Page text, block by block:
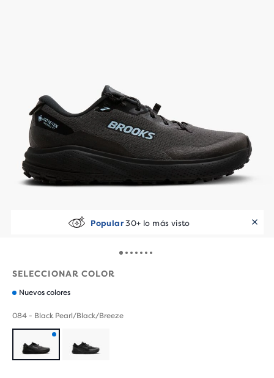
Popular 30+ lo más visto
SELECCIONAR COLOR
Nuevos colores
084 - Black Pearl/Black/Breeze
Producto